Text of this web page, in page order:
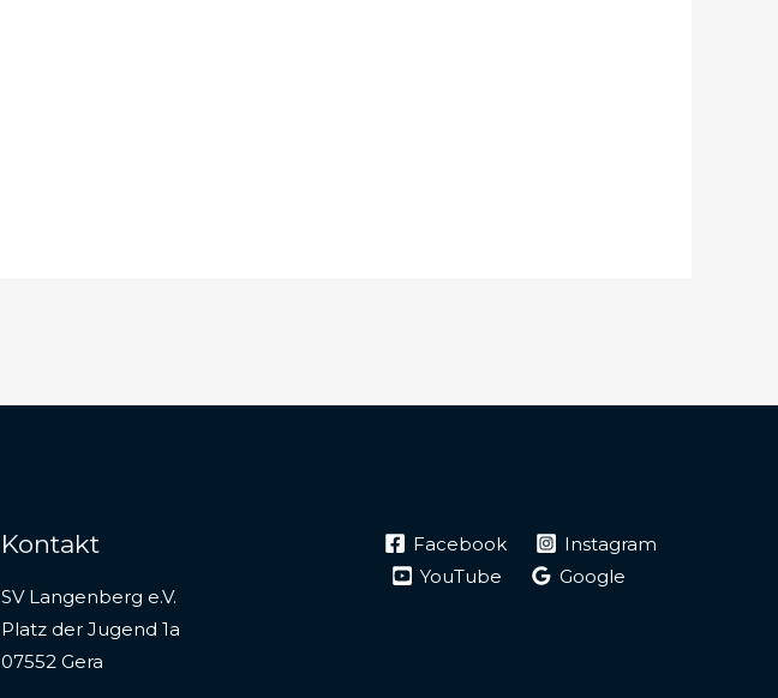
Kontakt
SV Langenberg e.V.
Platz der Jugend 1a
07552 Gera
Facebook
Instagram
YouTube
Google